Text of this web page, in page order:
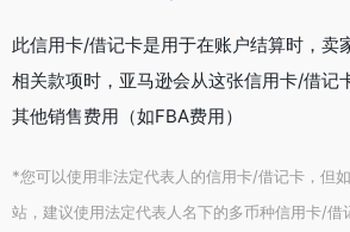
此信用卡/借记卡是用于在账户结算时，卖
相关款项时，亚马逊会从这张信用卡/借记
其他销售费用（如FBA费用）
*您可以使用非法定代表人的信用卡/借记卡，但
站，建议使用法定代表人名下的多币种信用卡/借